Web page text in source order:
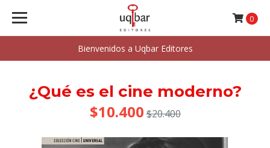
Bienvenidos a Uqbar Editores
0
¿Qué es el cine moderno?
$10.400 $20.400